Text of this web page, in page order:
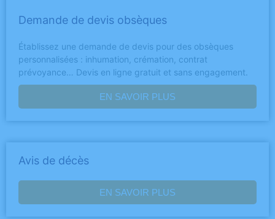
Demande de devis obsèques
Établissez une demande de devis pour des obsèques
personnalisées : inhumation, crémation, contrat
prévoyance… Devis en ligne gratuit et sans engagement.
EN SAVOIR PLUS
Avis de décès
EN SAVOIR PLUS